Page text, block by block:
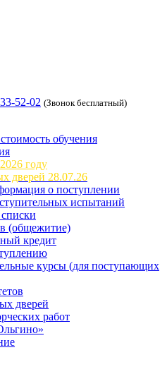
52-02 (Звонок бесплатный)
обучения
году
дверей 28.07.26
о поступлении
испытаний
(общежитие)
кредит
курсы (для поступающих
дверей
работ